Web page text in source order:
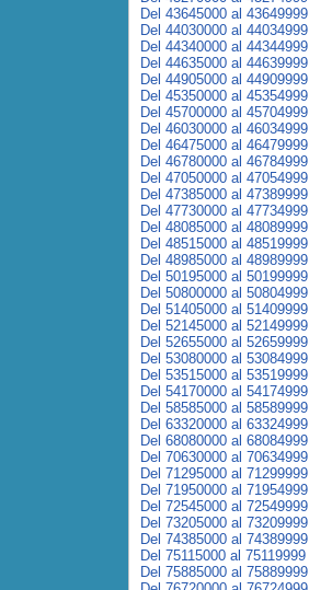
Del 43645000 al 43649999
Del 44030000 al 44034999
Del 44340000 al 44344999
Del 44635000 al 44639999
Del 44905000 al 44909999
Del 45350000 al 45354999
Del 45700000 al 45704999
Del 46030000 al 46034999
Del 46475000 al 46479999
Del 46780000 al 46784999
Del 47050000 al 47054999
Del 47385000 al 47389999
Del 47730000 al 47734999
Del 48085000 al 48089999
Del 48515000 al 48519999
Del 48985000 al 48989999
Del 50195000 al 50199999
Del 50800000 al 50804999
Del 51405000 al 51409999
Del 52145000 al 52149999
Del 52655000 al 52659999
Del 53080000 al 53084999
Del 53515000 al 53519999
Del 54170000 al 54174999
Del 58585000 al 58589999
Del 63320000 al 63324999
Del 68080000 al 68084999
Del 70630000 al 70634999
Del 71295000 al 71299999
Del 71950000 al 71954999
Del 72545000 al 72549999
Del 73205000 al 73209999
Del 74385000 al 74389999
Del 75115000 al 75119999
Del 75885000 al 75889999